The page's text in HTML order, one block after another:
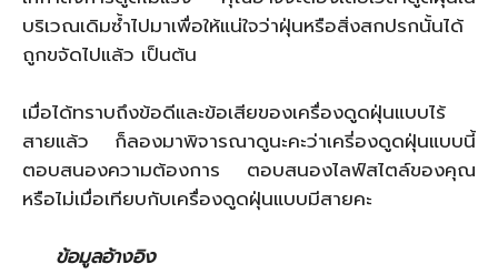
บริเวณเดิมซ้ำไปมาเพื่อให้แน่ใจว่าฝุ่นหรือสิ่งสกปรกนั้นได้
ถูกขจัดไปแล้ว เป็นต้น
เมื่อได้ทราบถึงข้อดีและข้อเสียของเครื่องดูดฝุ่นแบบไร้
สายแล้ว ก็ลองมาพิจารณาดูนะคะว่าเครี่องดูดฝุ่นแบบนี้
ตอบสนองความต้องการ ตอบสนองไลฟ์สไตล์ของคุณ
หรือไม่เมื่อเทียบกับเครื่องดูดฝุ่นแบบมีสายคะ
ข้อมูลอ้างอิง